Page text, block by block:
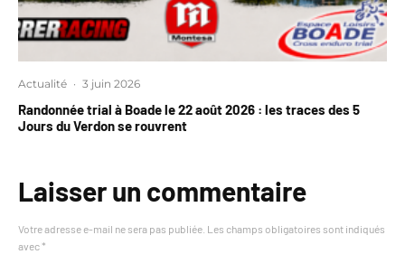
Actualité · 3 juin 2026
Randonnée trial à Boade le 22 août 2026 : les traces des 5
Jours du Verdon se rouvrent
Laisser un commentaire
Votre adresse e-mail ne sera pas publiée. Les champs obligatoires sont indiqués
avec *